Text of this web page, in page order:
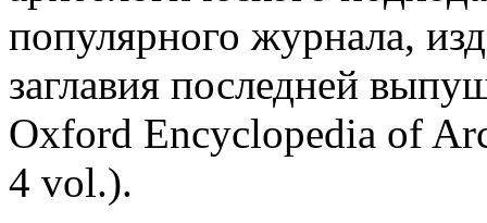
популярного журнала,
заглавия последней
Oxford Encyclopedia of
4 vol.).